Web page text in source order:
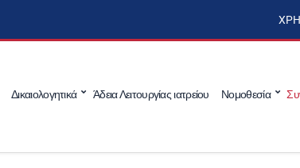
Δικαιολογητικά Άδεια Λειτουργίας ιατρείου Νομοθεσία